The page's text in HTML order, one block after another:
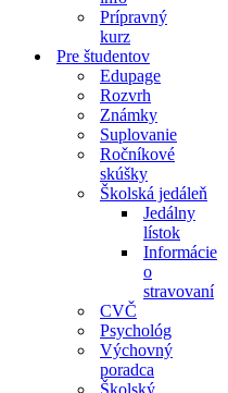
Prípravný
kurz
Pre študentov
Edupage
Rozvrh
Známky
Suplovanie
Ročníkové
skúšky
Školská jedáleň
Jedálny
lístok
Informácie
o
stravovaní
CVČ
Psychológ
Výchovný
poradca
Školský